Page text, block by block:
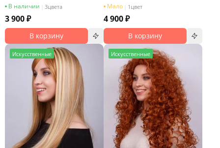
В наличии 3цвета
3 900 ₽
В корзину
Мало 1 цвет
4 900 ₽
В корзину
Искусственные Искусственные